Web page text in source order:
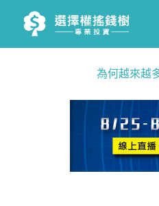
為何越來越